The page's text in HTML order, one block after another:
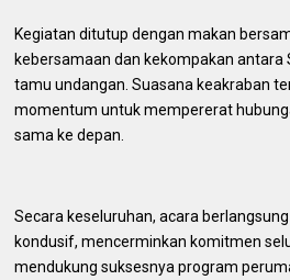
Kegiatan ditutup dengan makan
kebersamaan dan kekompakan antara
tamu undangan. Suasana keakraban
momentum untuk mempererat
sama ke depan.
Secara keseluruhan, acara
kondusif, mencerminkan komitmen
mendukung suksesnya program